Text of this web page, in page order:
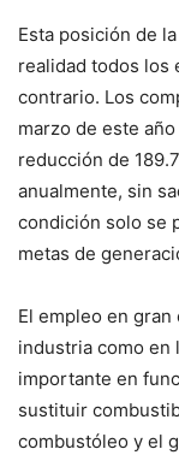
Esta posición de
realidad todos los
contrario. Los
marzo de este
reducción de
anualmente, sin
condición solo se
metas de
El empleo en
industria como en
importante en
sustituir
combustóleo y el